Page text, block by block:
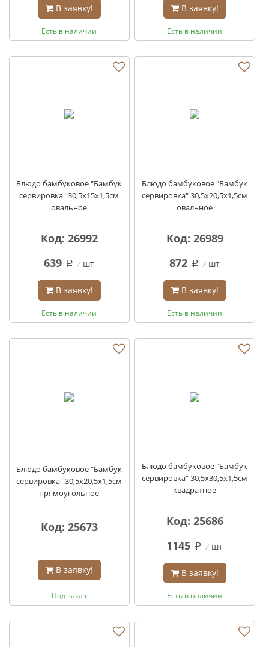
В заявку!
Есть в наличии
В заявку!
Есть в наличии
Блюдо бамбуковое "Бамбук
сервировка" 30,5х15х1,5см
овальное
Код: 26992
639 q шт
В заявку!
Есть в наличии
Блюдо бамбуковое "Бамбук
сервировка" 30,5х20,5х1,5см
овальное
Код: 26989
872 q шт
В заявку!
Есть в наличии
Блюдо бамбуковое "Бамбук
сервировка" 30,5х20,5х1,5см
прямоугольное
Код: 25673
В заявку!
Под заказ
Блюдо бамбуковое "Бамбук
сервировка" 30,5х30,5х1,5см
квадратное
Код: 25686
1145 q шт
В заявку!
Есть в наличии